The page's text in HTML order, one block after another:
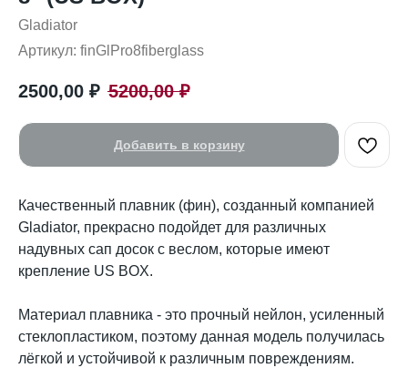
Gladiator
Артикул: finGlPro8fiberglass
2500,00 ₽ 5200,00 ₽
Добавить в корзину
Качественный плавник (фин), созданный компанией
Gladiator, прекрасно подойдет для различных
надувных сап досок с веслом, которые имеют
крепление US BOX.
Материал плавника - это прочный нейлон, усиленный
стеклопластиком, поэтому данная модель получилась
лёгкой и устойчивой к различным повреждениям.